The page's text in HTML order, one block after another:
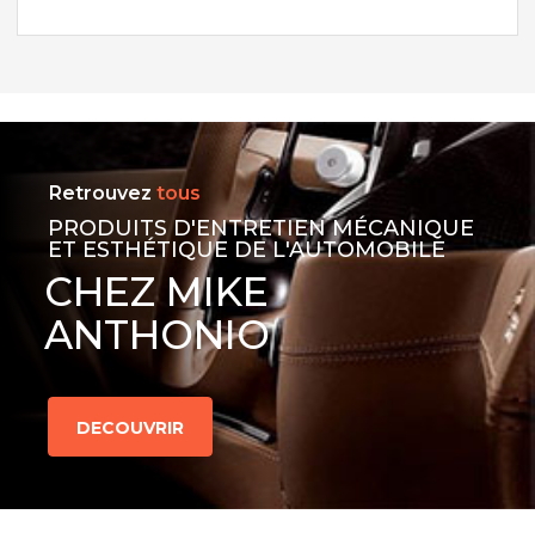
Retrouvez tous
PRODUITS D'ENTRETIEN MÉCANIQUE
ET ESTHÉTIQUE DE L'AUTOMOBILE
CHEZ MIKE
ANTHONIO
DECOUVRIR